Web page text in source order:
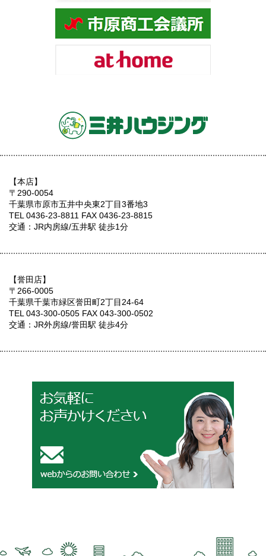
【本店】
〒290-0054
千葉県市原市五井中央東2丁目3番地3
TEL 0436-23-8811 FAX 0436-23-8815
交通：JR内房線/五井駅 徒歩1分
【誉田店】
〒266-0005
千葉県千葉市緑区誉田町2丁目24-64
TEL 043-300-0505 FAX 043-300-0502
交通：JR外房線/誉田駅 徒歩4分